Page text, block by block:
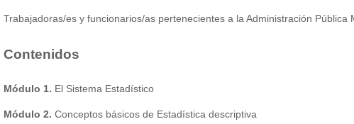
Trabajadoras/es y funcionarios/as pertenecientes a la Administración Pública
Contenidos
Módulo 1. El Sistema Estadístico
Módulo 2. Conceptos básicos de Estadística descriptiva